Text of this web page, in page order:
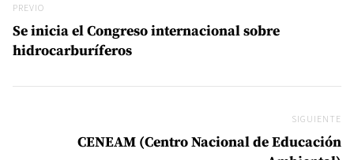
Previo
PREVIO
Se inicia el Congreso internacional sobre
hidrocarburíferos
SIGUIENTE
CENEAM (Centro Nacional de Educación